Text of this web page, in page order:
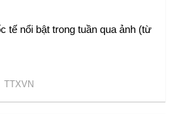
tế nổi bật trong tuần qua ảnh (từ
TTXVN